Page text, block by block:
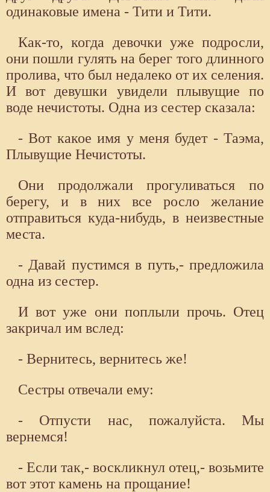
одинаковые имена - Тити и Тити.
Как-то, когда девочки уже подросли,
они пошли гулять на берег того длинного
пролива, что был недалеко от их селения.
И вот девушки увидели плывущие по
воде нечистоты. Одна из сестер сказала:
- Вот какое имя у меня будет - Таэма,
Плывущие Нечистоты.
Они продолжали прогуливаться по
берегу, и в них все росло желание
отправиться куда-нибудь, в неизвестные
места.
- Давай пустимся в путь,- предложила
одна из сестер.
И вот уже они поплыли прочь. Отец
закричал им вслед:
- Вернитесь, вернитесь же!
Сестры отвечали ему:
- Отпусти нас, пожалуйста. Мы
вернемся!
- Если так,- воскликнул отец,- возьмите
вот этот камень на прощание!